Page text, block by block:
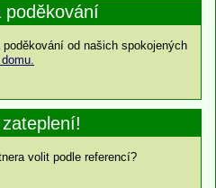
poděkování
od našich spokojených
volit podle referencí?